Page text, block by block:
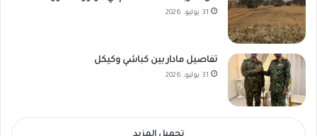
31 يوليو، 2026
تفاصيل مادار بين كباشي وكيكل
31 يوليو، 2026